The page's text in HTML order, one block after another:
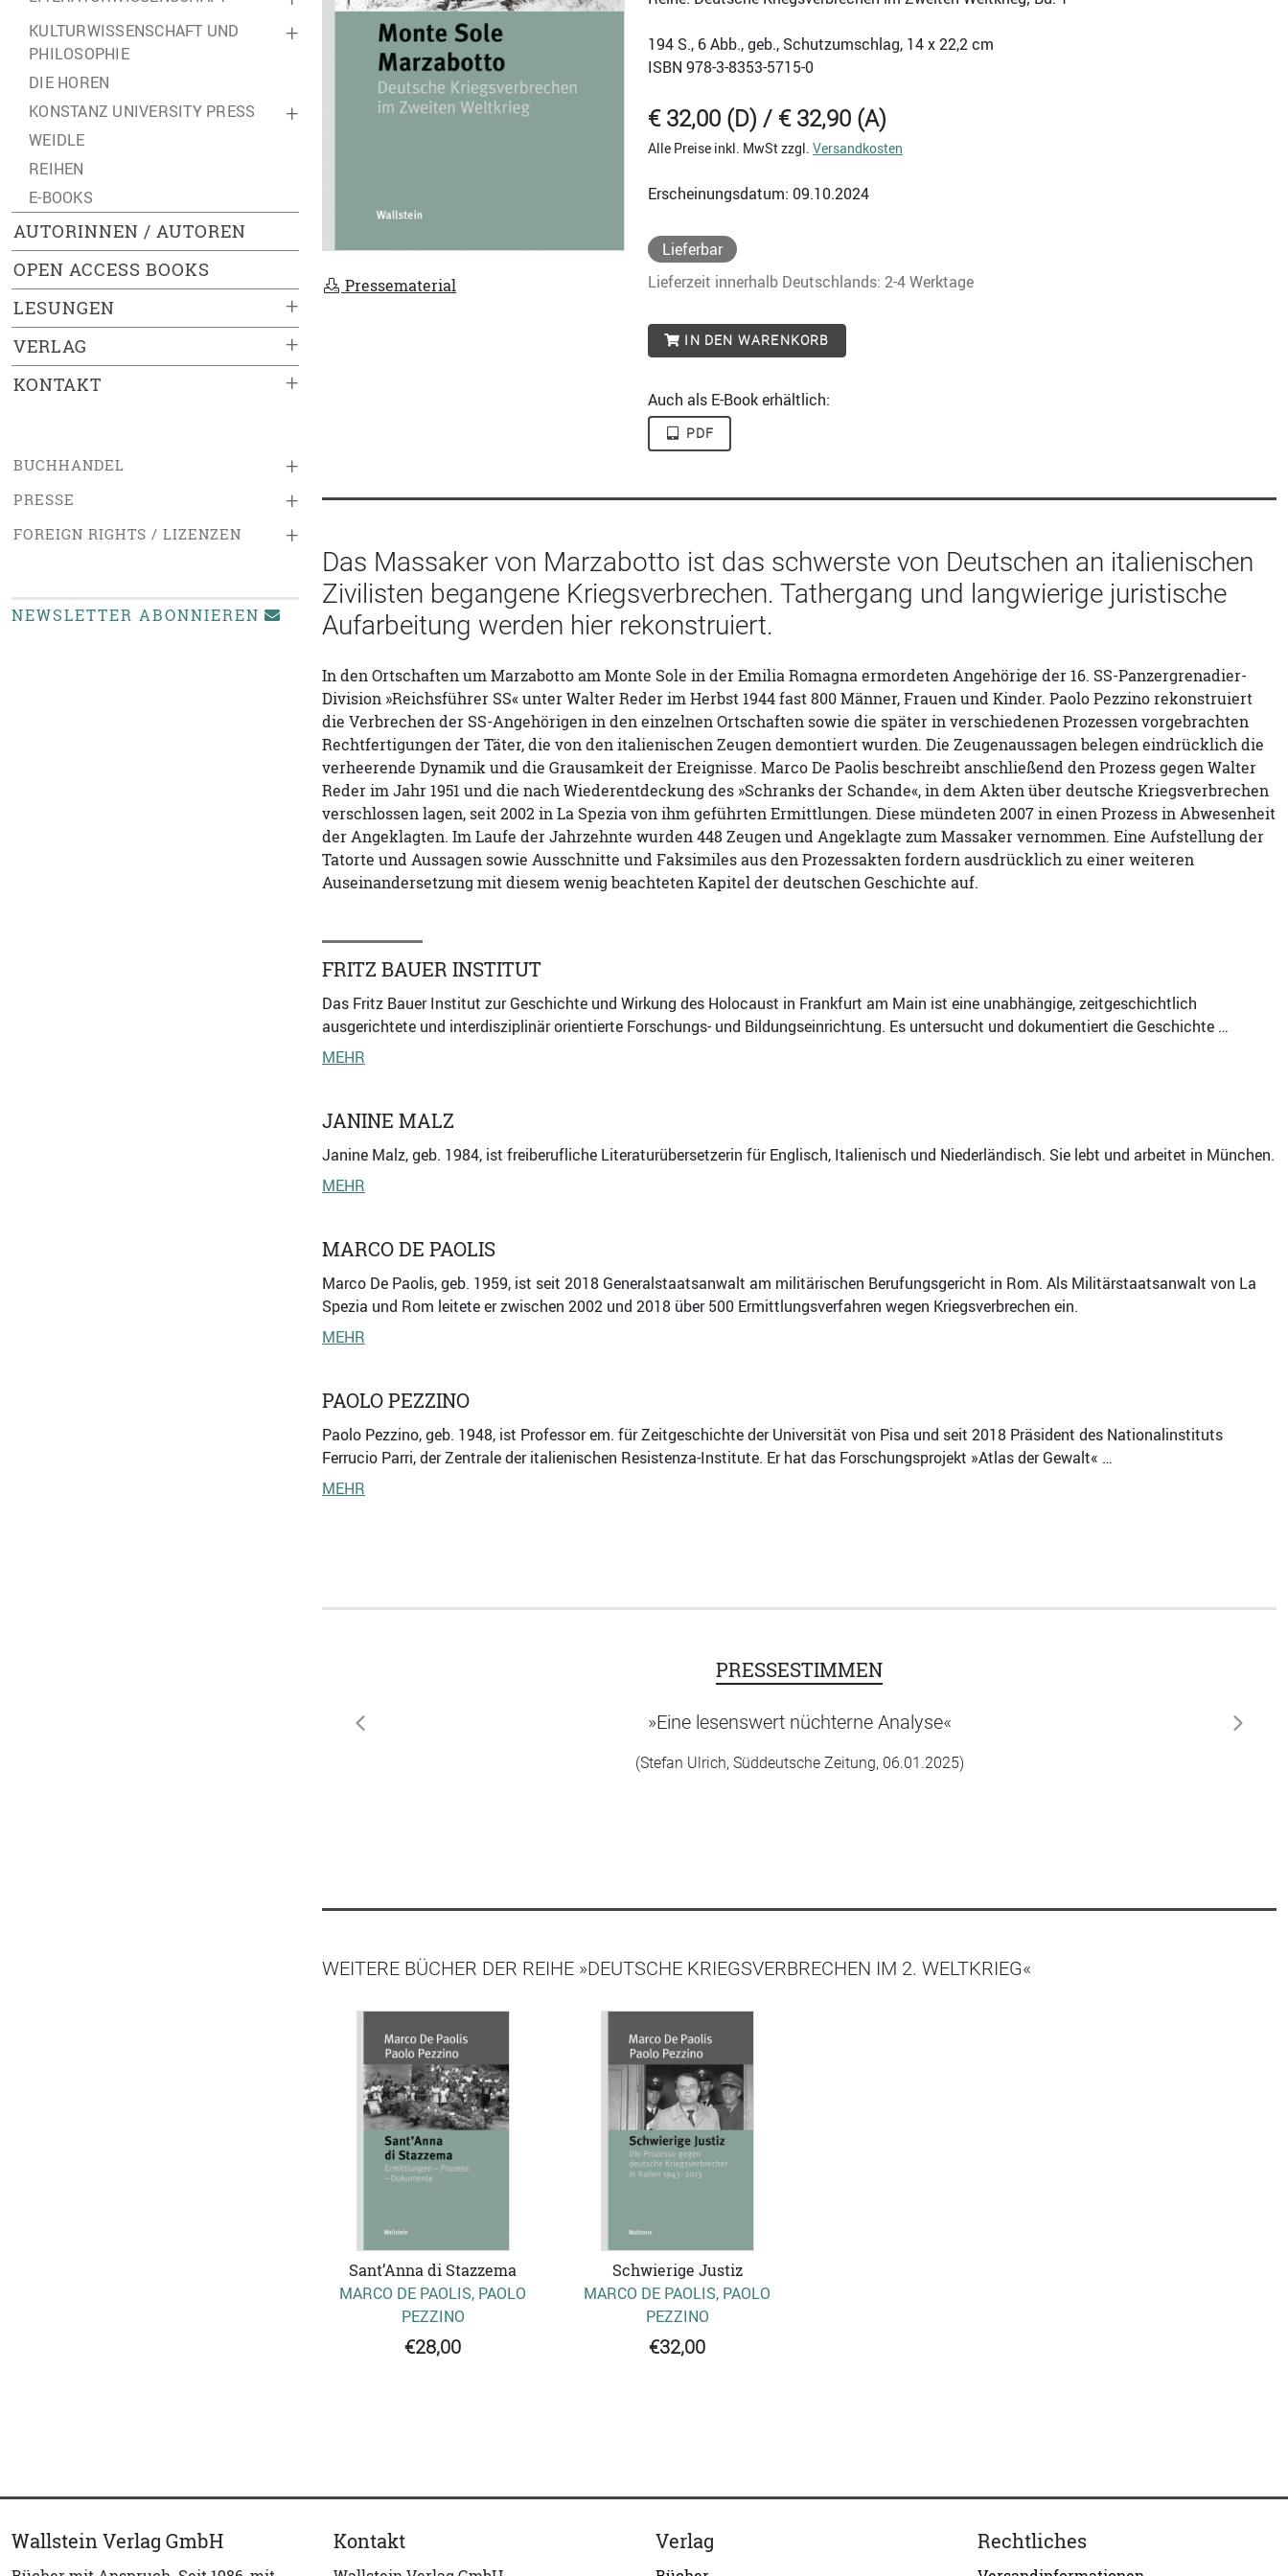
+
KULTURWISSENSCHAFT UND
PHILOSOPHIE
DIE HOREN
+
KONSTANZ UNIVERSITY PRESS
WEIDLE
REIHEN
E-BOOKS
AUTORINNEN / AUTOREN
OPEN ACCESS BOOKS
+
LESUNGEN
+
VERLAG
+
KONTAKT
+
BUCHHANDEL
+
PRESSE
+
FOREIGN RIGHTS / LIZENZEN
NEWSLETTER ABONNIEREN
Pressematerial
194 S., 6 Abb., geb., Schutzumschlag, 14 x 22,2 cm
ISBN 978-3-8353-5715-0
€ 32,00 (D) / € 32,90 (A)
Alle Preise inkl. MwSt zzgl. Versandkosten
Erscheinungsdatum: 09.10.2024
Lieferbar
Lieferzeit innerhalb Deutschlands: 2-4 Werktage
IN DEN WARENKORB
Auch als E-Book erhältlich:
PDF
Das Massaker von Marzabotto ist das schwerste von Deutschen an italienischen
Zivilisten begangene Kriegsverbrechen. Tathergang und langwierige juristische
Aufarbeitung werden hier rekonstruiert.
In den Ortschaften um Marzabotto am Monte Sole in der Emilia Romagna ermordeten Angehörige der 16. SS-Panzergrenadier-
Division »Reichsführer SS« unter Walter Reder im Herbst 1944 fast 800 Männer, Frauen und Kinder. Paolo Pezzino rekonstruiert
die Verbrechen der SS-Angehörigen in den einzelnen Ortschaften sowie die später in verschiedenen Prozessen vorgebrachten
Rechtfertigungen der Täter, die von den italienischen Zeugen demontiert wurden. Die Zeugenaussagen belegen eindrücklich die
verheerende Dynamik und die Grausamkeit der Ereignisse. Marco De Paolis beschreibt anschließend den Prozess gegen Walter
Reder im Jahr 1951 und die nach Wiederentdeckung des »Schranks der Schande«, in dem Akten über deutsche Kriegsverbrechen
verschlossen lagen, seit 2002 in La Spezia von ihm geführten Ermittlungen. Diese mündeten 2007 in einen Prozess in Abwesenheit
der Angeklagten. Im Laufe der Jahrzehnte wurden 448 Zeugen und Angeklagte zum Massaker vernommen. Eine Aufstellung der
Tatorte und Aussagen sowie Ausschnitte und Faksimiles aus den Prozessakten fordern ausdrücklich zu einer weiteren
Auseinandersetzung mit diesem wenig beachteten Kapitel der deutschen Geschichte auf.
FRITZ BAUER INSTITUT
Das Fritz Bauer Institut zur Geschichte und Wirkung des Holocaust in Frankfurt am Main ist eine unabhängige, zeitgeschichtlich
ausgerichtete und interdisziplinär orientierte Forschungs- und Bildungseinrichtung. Es untersucht und dokumentiert die Geschichte …
MEHR
JANINE MALZ
Janine Malz, geb. 1984, ist freiberufliche Literaturübersetzerin für Englisch, Italienisch und Niederländisch. Sie lebt und arbeitet in München.
MEHR
MARCO DE PAOLIS
Marco De Paolis, geb. 1959, ist seit 2018 Generalstaatsanwalt am militärischen Berufungsgericht in Rom. Als Militärstaatsanwalt von La
Spezia und Rom leitete er zwischen 2002 und 2018 über 500 Ermittlungsverfahren wegen Kriegsverbrechen ein.
MEHR
PAOLO PEZZINO
Paolo Pezzino, geb. 1948, ist Professor em. für Zeitgeschichte der Universität von Pisa und seit 2018 Präsident des Nationalinstituts
Ferrucio Parri, der Zentrale der italienischen Resistenza-Institute. Er hat das Forschungsprojekt »Atlas der Gewalt« …
MEHR
PRESSESTIMMEN
»Eine lesenswert nüchterne Analyse«
(Stefan Ulrich, Süddeutsche Zeitung, 06.01.2025)
zurück weiter
WEITERE BÜCHER DER REIHE »DEUTSCHE KRIEGSVERBRECHEN IM 2. WELTKRIEG«
Sant’Anna di Stazzema
MARCO DE PAOLIS, PAOLO
PEZZINO
€28,00
Schwierige Justiz
MARCO DE PAOLIS, PAOLO
PEZZINO
€32,00
Wallstein Verlag GmbH Kontakt Verlag Rechtliches